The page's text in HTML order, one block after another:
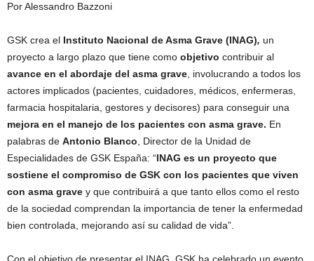
Por Alessandro Bazzoni
GSK crea el Instituto Nacional de Asma Grave (INAG), un
proyecto a largo plazo que tiene como objetivo contribuir al
avance en el abordaje del asma grave , involucrando a todos los
actores implicados (pacientes, cuidadores, médicos, enfermeras,
farmacia hospitalaria, gestores y decisores) para conseguir una
mejora en el manejo de los pacientes con asma grave. En
palabras de Antonio Blanco , Director de la Unidad de
Especialidades de GSK España: “INAG es un proyecto que
sostiene el compromiso de GSK con los pacientes que viven
con asma grave y que contribuirá a que tanto ellos como el resto
de la sociedad comprendan la importancia de tener la enfermedad
bien controlada, mejorando así su calidad de vida”.